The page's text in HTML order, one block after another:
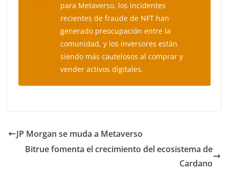
para Metaverso, los incidentes
recientes de fraude de NFT han
generado preocupación entre la
comunidad, y los inversores están
siendo más cautelosos al comprar y
vender activos digitales.
JP Morgan se muda a Metaverso
Bitrue fomenta el crecimiento del ecosistema de
Cardano